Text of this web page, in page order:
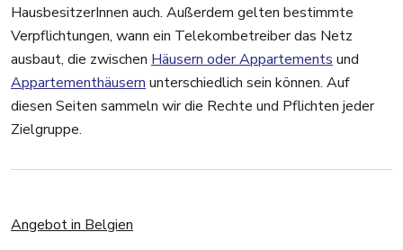
HausbesitzerInnen auch. Außerdem gelten bestimmte
Verpflichtungen, wann ein Telekombetreiber das Netz
ausbaut, die zwischen Häusern oder Appartements und
Appartementhäusern unterschiedlich sein können. Auf
diesen Seiten sammeln wir die Rechte und Pflichten jeder
Zielgruppe.
Angebot in Belgien